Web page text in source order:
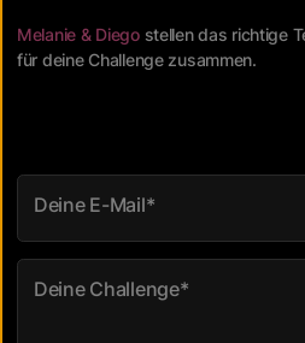
Melanie & Diegostellen das richtige
für deine Challenge zusammen.
Deine E-Mail*
Deine Challenge*